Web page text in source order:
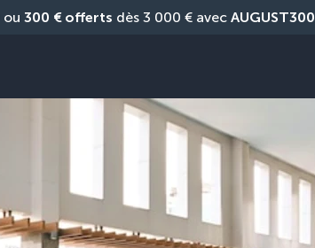
ou 300 € offerts dès 3 000 € avec AUGUST300